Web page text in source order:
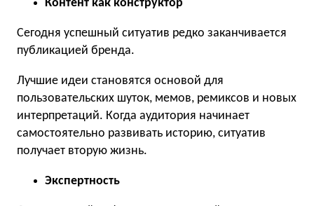
Контент как конструктор
Сегодня успешный ситуатив редко заканчивается
публикацией бренда.
Лучшие идеи становятся основой для
пользовательских шуток, мемов, ремиксов и новых
интерпретаций. Когда аудитория начинает
самостоятельно развивать историю, ситуатив
получает вторую жизнь.
Экспертность